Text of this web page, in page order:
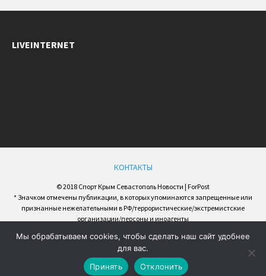
LIVEINTERNET
КОНТАКТЫ
© 2018 Спорт Крым Севастополь Новости | ForPost
* Значком отмечены публикации, в которых упоминаются запрещенные или
признанные нежелательными в РФ/террористические/экстремистские
организации/персоны и иноагенты
Мы обрабатываем cookies, чтобы сделать наш сайт удобнее
для вас.
Принять
Отклонить